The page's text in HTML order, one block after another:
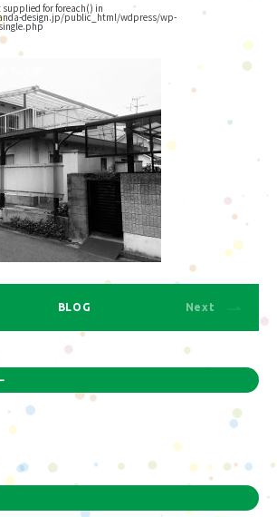
for foreach() in
design.jp/public_html/wdpress/wp-
BLOG Next